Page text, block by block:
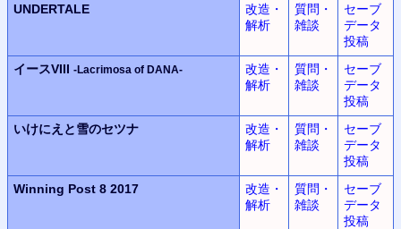
UNDERTALE
改造・
解析
質問・
雑談
セーブ
データ
投稿
イースVIII -Lacrimosa of DANA-
改造・
解析
質問・
雑談
セーブ
データ
投稿
いけにえと雪のセツナ
改造・
解析
質問・
雑談
セーブ
データ
投稿
Winning Post 8 2017
改造・
解析
質問・
雑談
セーブ
データ
投稿